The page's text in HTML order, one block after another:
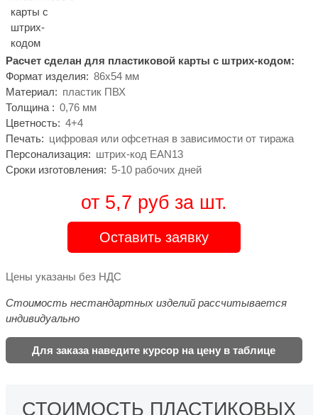
Расчет сделан для пластиковой карты с штрих-кодом:
Формат изделия: 86х54 мм
Материал: пластик ПВХ
Толщина : 0,76 мм
Цветность: 4+4
Печать: цифровая или офсетная в зависимости от тиража
Персонализация: штрих-код EAN13
Сроки изготовления: 5-10 рабочих дней
от 5,7 руб за шт.
Оставить заявку
Цены указаны без НДС
Стоимость нестандартных изделий рассчитывается
индивидуально
Для заказа наведите курсор на цену в таблице
СТОИМОСТЬ ПЛАСТИКОВЫХ